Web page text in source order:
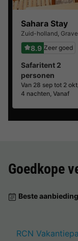
Sahara Stay
Zuid-holland,
8.9 Zeer goed
Safaritent 2
personen
Van 28 sep tot 2
4 nachten, Vanaf
Goedkope
Beste aanbieding
RCN